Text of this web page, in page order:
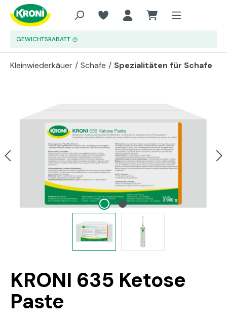
Zum Hauptinhalt springen
GEWICHTSRABATT
Kleinwiederkäuer / Schafe / Spezialitäten für Schafe
KRONI 635 Ketose
Paste